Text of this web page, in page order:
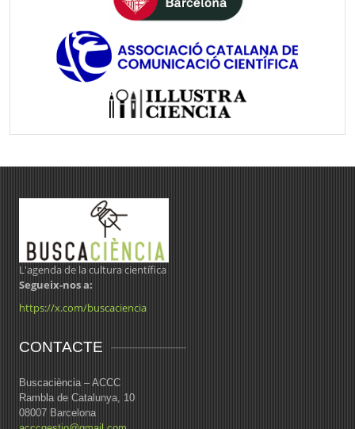
L'agenda de la cultura científica
Segueix-nos a:
https://x.com/buscaciencia
CONTACTE
Buscaciència – ACCC
Rambla de Catalunya, 10
08007 Barcelona